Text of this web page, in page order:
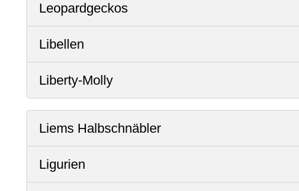
Leopardgeckos
Libellen
Liberty-Molly
Liems Halbschnäbler
Ligurien